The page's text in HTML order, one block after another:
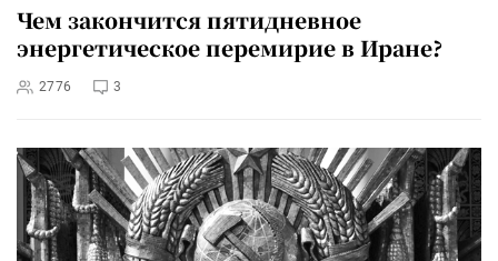
Чем закончится пятидневное
энергетическое перемирие в Иране?
2776 3